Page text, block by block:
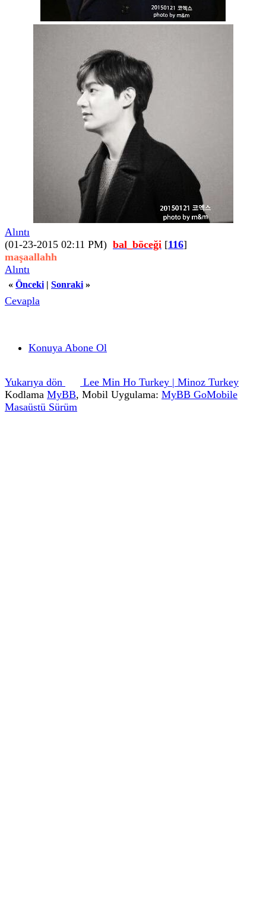
Alıntı
(01-23-2015 02:11 PM) bal_böceği [116]
maşaallahh
Alıntı
« Önceki | Sonraki »
Cevapla
Konuya Abone Ol
Yukarıya dön
Lee Min Ho Turkey | Minoz Turkey
Kodlama MyBB, Mobil Uygulama: MyBB GoMobile
Masaüstü Sürüm